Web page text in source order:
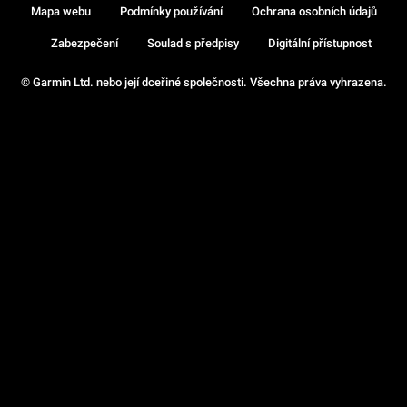
© Garmin Ltd. nebo její dceřiné společnosti. Všechna práva vyhrazena.
Mapa webu Podmínky používání Ochrana osobních údajů
Zabezpečení Soulad s předpisy Digitální přístupnost